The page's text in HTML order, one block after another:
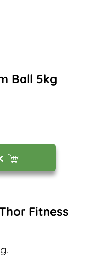
Ball 5kg
Fitness